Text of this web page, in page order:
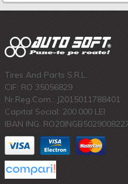
Tires And Parts S.R.L.
CIF: RO 35056829
Nr.Reg.Com.: J2015011788401
Capital Social: 200.000 LEI
IBAN ING: